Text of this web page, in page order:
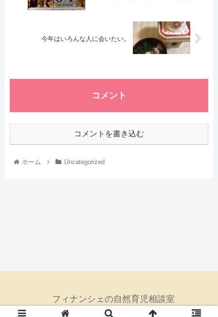
今年はいろんな人に会いたい。
コメント
コメントを書き込む
ホーム Uncategorized
フィナンシェの自然育児相談室
© 2021 フィナンシェの自然育児相談室.